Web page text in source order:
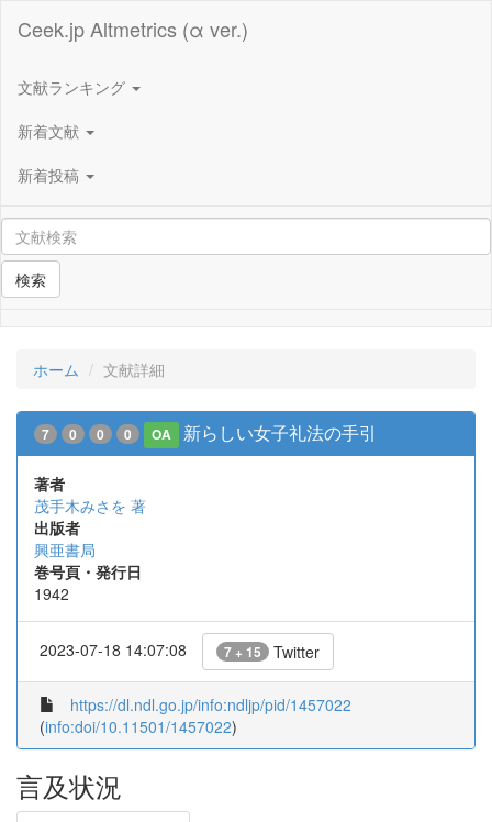
Ceek.jp Altmetrics (α ver.)
文献ランキング
新着文献
新着投稿
検索
ホーム 文献詳細
7 0 0 0 OA 新らしい女子礼法の手引
著者
茂手木みさを 著
出版者
興亜書局
巻号頁・発行日
1942
2023-07-18 14:07:08 7 + 15 Twitter
https://dl.ndl.go.jp/info:ndljp/pid/1457022
(info:doi/10.11501/1457022)
言及状況